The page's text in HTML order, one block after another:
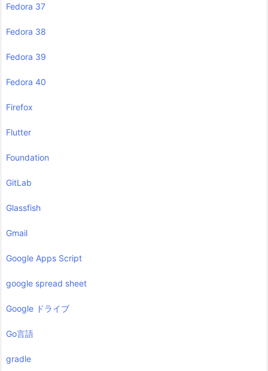
Fedora 37
Fedora 38
Fedora 39
Fedora 40
Firefox
Flutter
Foundation
GitLab
Glassfish
Gmail
Google Apps Script
google spread sheet
Google ドライブ
Go言語
gradle